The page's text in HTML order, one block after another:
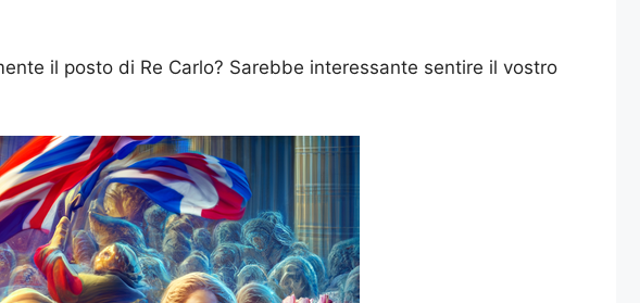
il posto di Re Carlo? Sarebbe interessante sentire il vostro